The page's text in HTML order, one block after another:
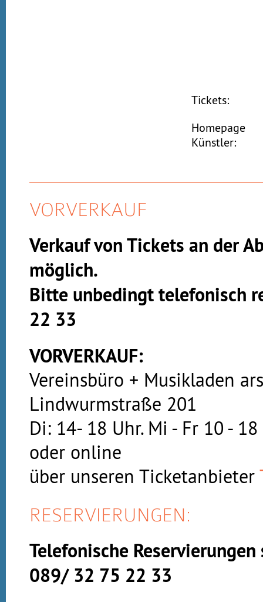
Tickets:
Homepage
Künstler:
VORVERKAUF
Verkauf von Tickets an der
möglich.
Bitte unbedingt telefonisch
22 33
VORVERKAUF:
Vereinsbüro + Musikladen
Lindwurmstraße 201
Di: 14- 18 Uhr. Mi - Fr 10 -
oder online
über unseren Ticketanbieter
RESERVIERUNGEN:
Telefonische
089/ 32 75 22 33